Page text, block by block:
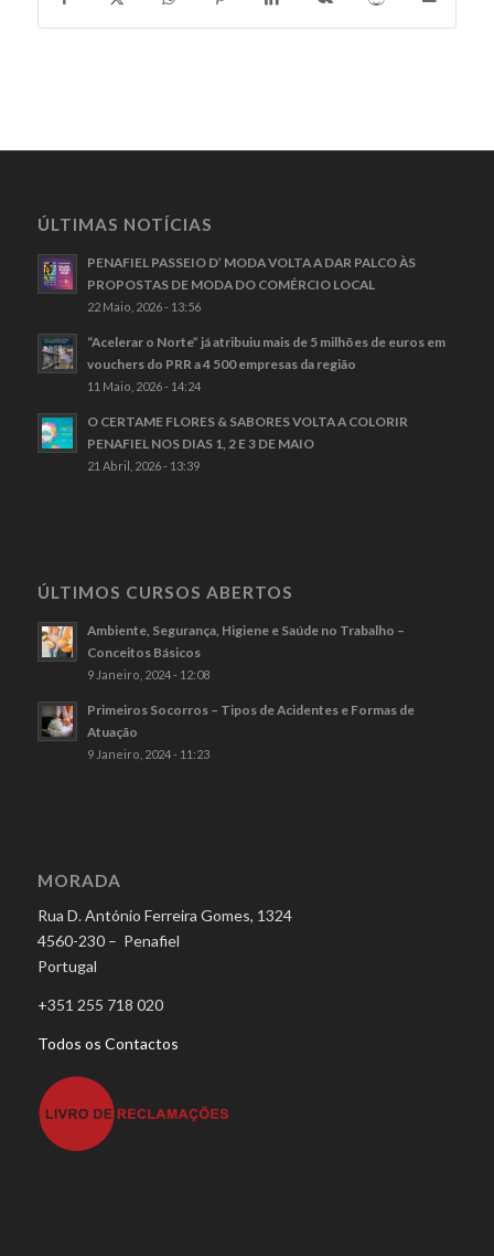
ÚLTIMAS NOTÍCIAS
PENAFIEL PASSEIO D’ MODA VOLTA A DAR PALCO ÀS
PROPOSTAS DE MODA DO COMÉRCIO LOCAL
22 Maio, 2026 - 13:56
“Acelerar o Norte” já atribuiu mais de 5 milhões de euros em
vouchers do PRR a 4 500 empresas da região
11 Maio, 2026 - 14:24
O CERTAME FLORES & SABORES VOLTA A COLORIR
PENAFIEL NOS DIAS 1, 2 E 3 DE MAIO
21 Abril, 2026 - 13:39
ÚLTIMOS CURSOS ABERTOS
Ambiente, Segurança, Higiene e Saúde no Trabalho –
Conceitos Básicos
9 Janeiro, 2024 - 12:08
Primeiros Socorros – Tipos de Acidentes e Formas de
Atuação
9 Janeiro, 2024 - 11:23
MORADA
Rua D. António Ferreira Gomes, 1324
4560-230 – Penafiel
Portugal
+351 255 718 020
Todos os Contactos